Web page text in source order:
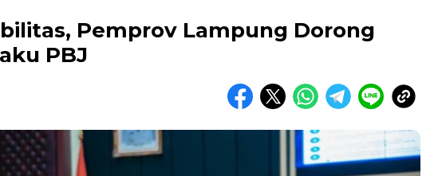
Pemprov Lampung Dorong
PBJ